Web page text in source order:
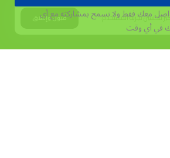
لتحسين تجربة المستخدم. قبول وإغلاق
معك فقط ولا نسمح بمشاركته مع أي
في أي وقت